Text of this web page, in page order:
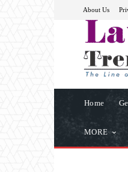
About Us
Home
MORE